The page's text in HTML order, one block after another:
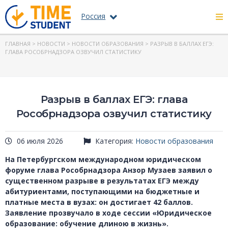
Россия
ГЛАВНАЯ > НОВОСТИ > НОВОСТИ ОБРАЗОВАНИЯ > РАЗРЫВ В БАЛЛАХ ЕГЭ:
ГЛАВА РОСОБРНАДЗОРА ОЗВУЧИЛ СТАТИСТИКУ
Разрыв в баллах ЕГЭ: глава
Рособрнадзора озвучил статистику
06 июля 2026 Категория: Новости образования
На Петербургском международном юридическом
форуме глава Рособрнадзора Анзор Музаев заявил о
существенном разрыве в результатах ЕГЭ между
абитуриентами, поступающими на бюджетные и
платные места в вузах: он достигает 42 баллов.
Заявление прозвучало в ходе сессии «Юридическое
образование: обучение длиною в жизнь».